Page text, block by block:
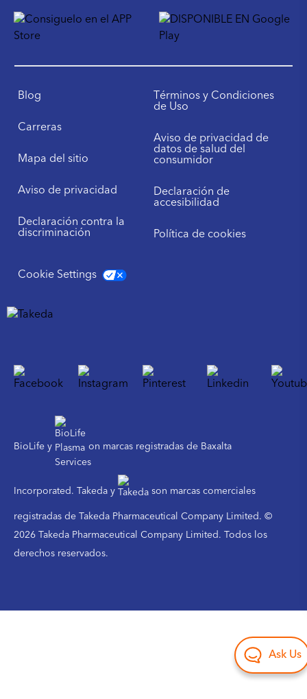
Ask Us
Blog
Carreras
Mapa del sitio
Aviso de privacidad
Declaración contra la
discriminación
Términos y Condiciones
de Uso
Aviso de privacidad de
datos de salud del
consumidor
Declaración de
accesibilidad
Política de cookies
Cookie Settings
BioLife y on marcas registradas de Baxalta
Incorporated. Takeda y son marcas comerciales
registradas de Takeda Pharmaceutical Company Limited. ©
2026 Takeda Pharmaceutical Company Limited. Todos los
derechos reservados.